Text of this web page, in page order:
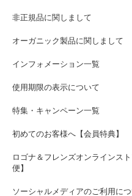
非正規品に関しまして
オーガニック製品に関しまして
インフォメーション一覧
使用期限の表示について
特集・キャンペーン一覧
初めてのお客様へ【会員特典】
ロゴナ＆フレンズオンラインス
便】
ソーシャルメディアのご利用に